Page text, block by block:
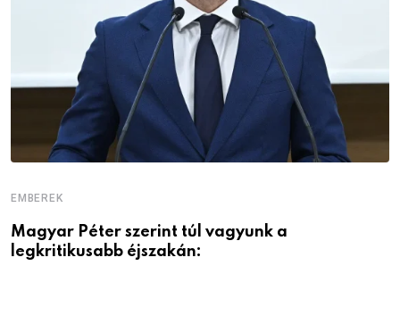
EMBEREK
Magyar Péter szerint túl vagyunk a
legkritikusabb éjszakán: